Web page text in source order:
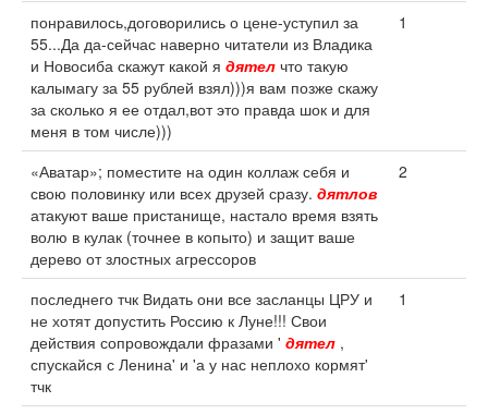
понравилось,договорились о цене-уступил за
55...Да да-сейчас наверно читатели из Владика
и Новосиба скажут какой я дятел что такую
калымагу за 55 рублей взял)))я вам позже скажу
за сколько я ее отдал,вот это правда шок и для
меня в том числе)))
1
«Аватар»; поместите на один коллаж себя и
свою половинку или всех друзей сразу. дятлов
атакуют ваше пристанище, настало время взять
волю в кулак (точнее в копыто) и защит ваше
дерево от злостных агрессоров
2
последнего тчк Видать они все засланцы ЦРУ и
не хотят допустить Россию к Луне!!! Свои
действия сопровождали фразами ' дятел ,
спускайся с Ленина' и 'а у нас неплохо кормят'
тчк
1